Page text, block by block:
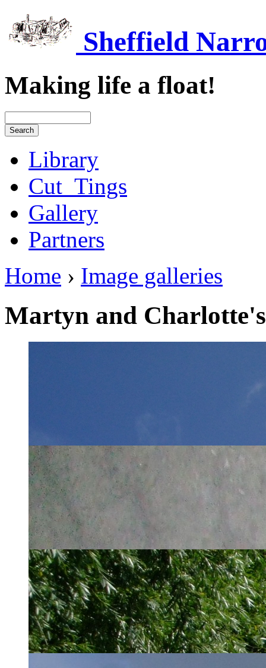
Sheffield
Making life a float!
Library
Cut_Tings
Gallery
Partners
Home › Image galleries
Martyn and